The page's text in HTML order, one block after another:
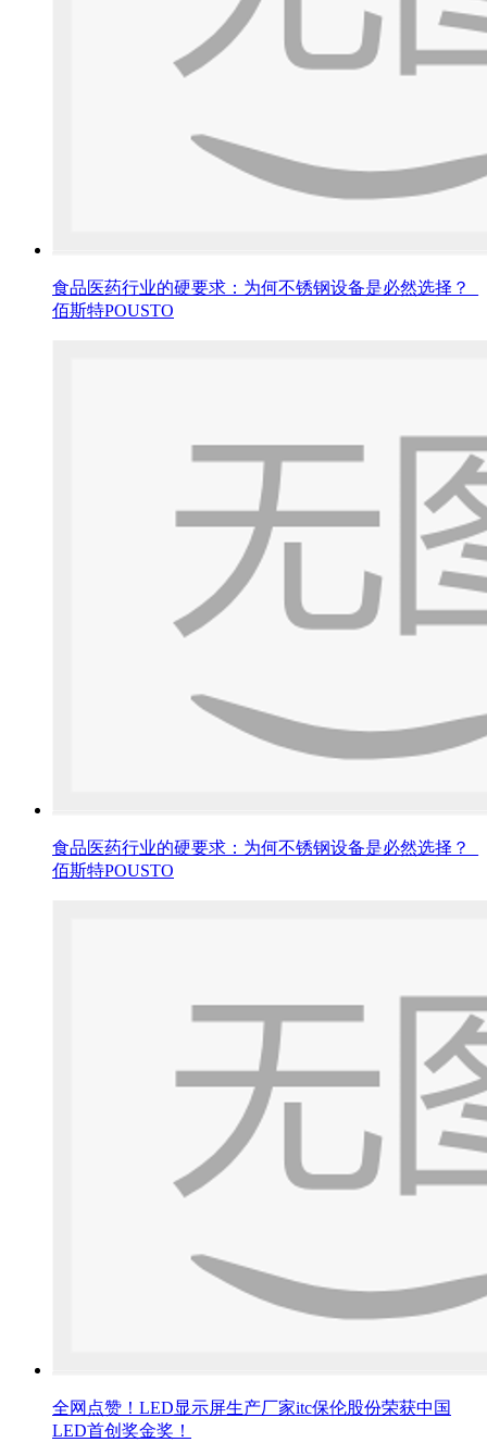
食品医药行业的硬要求：为何不锈钢设备是必然选择？_
佰斯特POUSTO
食品医药行业的硬要求：为何不锈钢设备是必然选择？_
佰斯特POUSTO
全网点赞！LED显示屏生产厂家itc保伦股份荣获中国
LED首创奖金奖！